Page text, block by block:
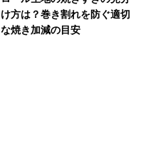
け方は？巻き割れを防ぐ適切
な焼き加減の目安